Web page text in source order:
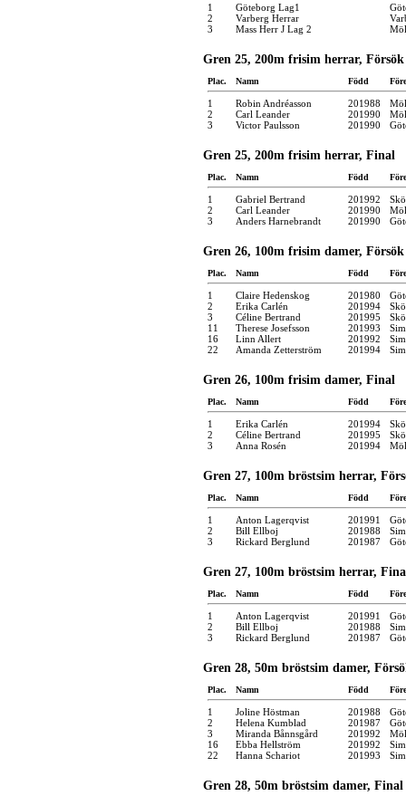
1 Göteborg Lag1
2
Varberg Herrar
3
Mass Herr J Lag 2
Gren 25, 200m frisim herrar, Försök
Plac. Namn Född
1 Robin Andréasson 201988
2
Carl Leander 201990
3
Victor Paulsson 201990
Gren 25, 200m frisim herrar, Final
Plac. Namn Född
1 Gabriel Bertrand 201992
2
Carl Leander 201990
3
Anders Harnebrandt 201990
Gren 26, 100m frisim damer, Försök
Plac. Namn Född
1 Claire Hedenskog 201980
2
Erika Carlén 201994
3
Céline Bertrand 201995
11
Therese Josefsson 201993
16
Linn Allert 201992
22
Amanda Zetterström 201994
Gren 26, 100m frisim damer, Final
Plac. Namn Född
1 Erika Carlén 201994
2
Céline Bertrand 201995
3
Anna Rosén 201994
Gren 27, 100m bröstsim herrar,
Plac. Namn Född
1 Anton Lagerqvist 201991
2
Bill Ellboj 201988
3
Rickard Berglund 201987
Gren 27, 100m bröstsim herrar,
Plac. Namn Född
1 Anton Lagerqvist 201991
2
Bill Ellboj 201988
3
Rickard Berglund 201987
Gren 28, 50m bröstsim damer,
Plac. Namn Född
1 Joline Höstman 201988
2
Helena Kumblad 201987
3
Miranda Bånnsgård 201992
16
Ebba Hellström 201992
22
Hanna Schariot 201993
Gren 28, 50m bröstsim damer, Final